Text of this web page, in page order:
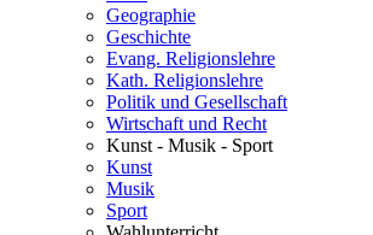
Geographie
Geschichte
Evang. Religionslehre
Kath. Religionslehre
Politik und Gesellschaft
Wirtschaft und Recht
Kunst - Musik - Sport
Kunst
Musik
Sport